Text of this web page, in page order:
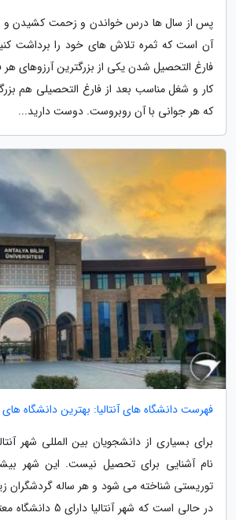
پس از سال ها درس خواندن و زحمت کشیدن و
آن است که ثمره تلاش های خود را برداشت
فارغ التحصیل شدن یکی از بزرگترین آرزوهای
کار و شغل مناسب بعد از فارغ التحصیلی هم
که هر جوانی با آن روبروست. دوست دارید...
فهرست دانشگاه های آنتالیا: بهترین دانشگاه های
برای بسیاری از دانشجویان بین المللی شهر
نام آشنایی برای تحصیل نیست. این شهر
توریستی شناخته می شود و هر ساله گردشگران
در حالی است که شهر